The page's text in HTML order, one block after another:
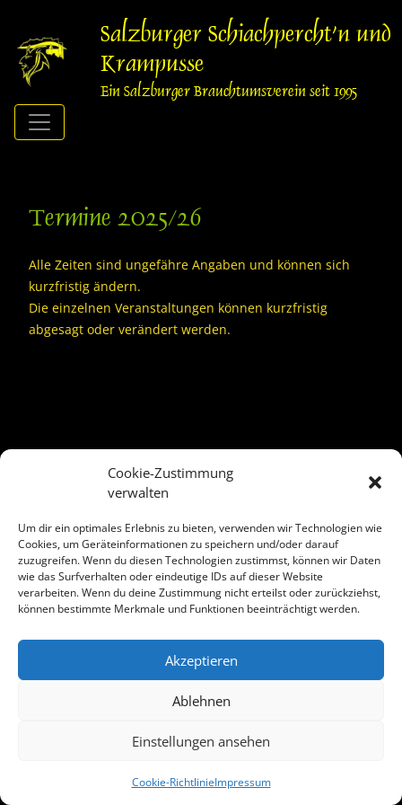
Cookie-Zustimmung
verwalten
Um dir ein optimales Erlebnis zu bieten, verwenden wir Technologien wie
Cookies, um Geräteinformationen zu speichern und/oder darauf
zuzugreifen. Wenn du diesen Technologien zustimmst, können wir Daten
wie das Surfverhalten oder eindeutige IDs auf dieser Website
verarbeiten. Wenn du deine Zustimmung nicht erteilst oder zurückziehst,
können bestimmte Merkmale und Funktionen beeinträchtigt werden.
Akzeptieren
Ablehnen
Einstellungen ansehen
Cookie-RichtlinieImpressum
Inhalt
Salzburger Schiachpercht'n und
Krampusse
Ein Salzburger Brauchtumsverein seit 1995
Termine 2025/26
Alle Zeiten sind ungefähre Angaben und können sich
kurzfristig ändern.
Die einzelnen Veranstaltungen können kurzfristig
abgesagt oder verändert werden.
© 2018 - 2026 | Salzburger Schiachpercht'n und Krampusse